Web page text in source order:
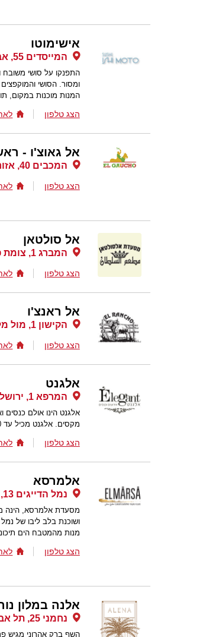
אישימוטו
המייסדים 55, אבן יהודה
התפנקו על סושי משובח
ומסור. הסושי
המנות מוכנות במקום,
הצג טלפון
אל גאוצ'ו -
המכבים 40, אזור התעשייה הישן ראשון לציון, ראשון לציון
הצג טלפון
אל סולטאן
המברג 1, צומת פוריה, טבריה
הצג טלפון
אל ראנצ'ו
הקישון 1, מול מלון ליאונרדו קלאב (לשעבר מלון נהר הירדן), טבריה
הצג טלפון
אלגנט
המרפא 1, ירושלים
אלגנט הינו אולם כנסים
מקסים. אלגנט מכיל עד 200 מקומות ישיבה ומציע תפריט מגוון הנותן מענה לכל בקשה.
הצג טלפון
אלמרסא
נמל הדייגים 13, עכו
מסעדת אלמרסא, הינה
ושוכנת בלב ליבו של
מנות מהמטבח הים
הצג טלפון
אלנה במלון
נחמני 25, תל אביב
השף ברק אהרוני מגיש